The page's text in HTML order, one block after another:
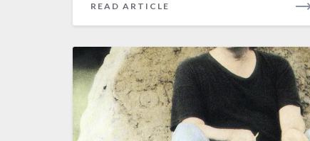
READ ARTICLE
MORE